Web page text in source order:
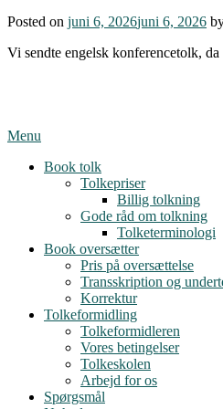
Posted on juni 6, 2026juni 6, 2026
Vi sendte engelsk konferencetolk,
Menu
Book tolk
Tolkepriser
Billig tolkning
Gode råd om tolkning
Tolketerminologi
Book oversætter
Pris på oversættelse
Transskription og
Korrektur
Tolkeformidling
Tolkeformidleren
Vores betingelser
Tolkeskolen
Arbejd for os
Spørgsmål